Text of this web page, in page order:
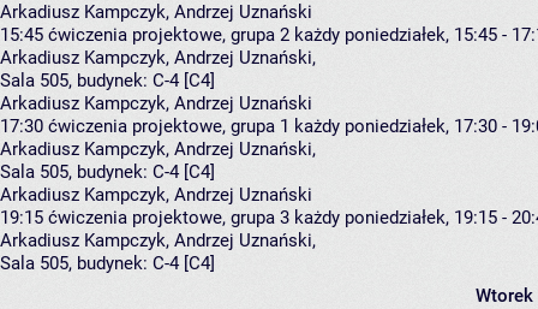
Arkadiusz Kampczyk, Andrzej Uznański
15:45 ćwiczenia projektowe, grupa 2 każdy poniedziałek, 15:45 -
Arkadiusz Kampczyk, Andrzej Uznański,
Sala 505, budynek: C-4 [C4]
Arkadiusz Kampczyk, Andrzej Uznański
17:30 ćwiczenia projektowe, grupa 1 każdy poniedziałek, 17:30 -
Arkadiusz Kampczyk, Andrzej Uznański,
Sala 505, budynek: C-4 [C4]
Arkadiusz Kampczyk, Andrzej Uznański
19:15 ćwiczenia projektowe, grupa 3 każdy poniedziałek, 19:15 -
Arkadiusz Kampczyk, Andrzej Uznański,
Sala 505, budynek: C-4 [C4]
Wtorek